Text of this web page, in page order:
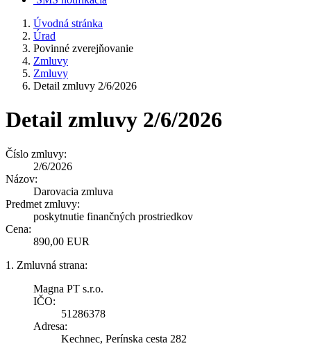
Úvodná stránka
Úrad
Povinné zverejňovanie
Zmluvy
Zmluvy
Detail zmluvy 2/6/2026
Detail zmluvy 2/6/2026
Číslo zmluvy:
2/6/2026
Názov:
Darovacia zmluva
Predmet zmluvy:
poskytnutie finančných prostriedkov
Cena:
890,00 EUR
1. Zmluvná strana:
Magna PT s.r.o.
IČO:
51286378
Adresa:
Kechnec, Perínska cesta 282